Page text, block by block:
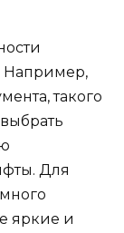
Например,
такого
Для
яркие и